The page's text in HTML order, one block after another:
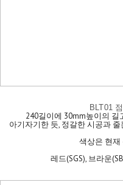
BLT01
240길이에 30mm높이의
아기자기한 듯, 정갈한 시공과
색상은 현재
레드(SGS), 브라운